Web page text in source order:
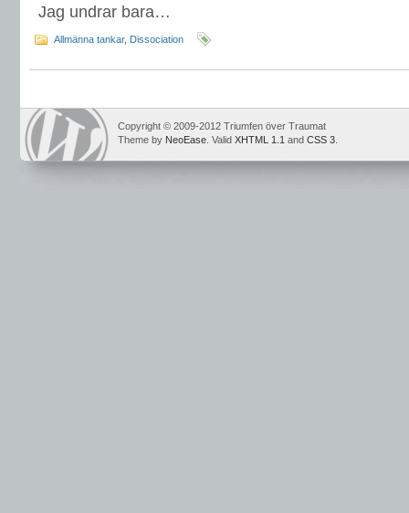
Jag undrar bara…
Allmänna tankar, Dissociation
Copyright © 2009-2012 Triumfen över Traumat
Theme by NeoEase . Valid XHTML 1.1 and CSS 3